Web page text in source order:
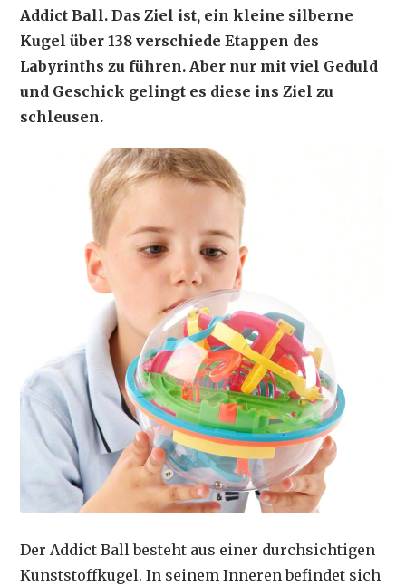
Addict Ball. Das Ziel ist, ein kleine silberne
Kugel über 138 verschiede Etappen des
Labyrinths zu führen. Aber nur mit viel Geduld
und Geschick gelingt es diese ins Ziel zu
schleusen.
Der Addict Ball besteht aus einer durchsichtigen
Kunststoffkugel. In seinem Inneren befindet sich